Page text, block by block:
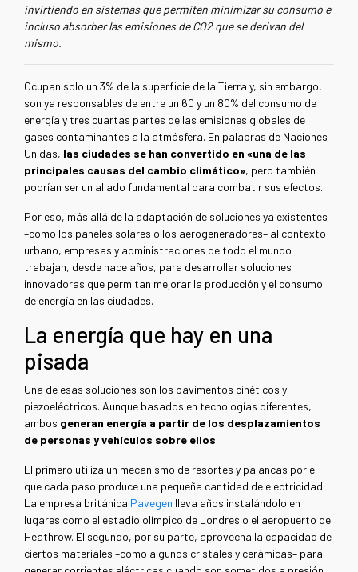
invirtiendo en sistemas que permiten minimizar su consumo e
incluso absorber las emisiones de CO2que se derivan del
mismo.
Ocupan solo un 3% de la superficie de la Tierra y, sin embargo,
son ya responsables de entre un 60 y un 80% del consumo de
energía y tres cuartas partes de las emisiones globales de
gases contaminantes a la atmósfera. En palabras de Naciones
Unidas, las ciudades se han convertido en «una de las
principales causas del cambio climático», pero también
podrían ser un aliado fundamental para combatir sus efectos.
Por eso, más allá de la adaptación de soluciones ya existentes
–como los paneles solares o los aerogeneradores– al contexto
urbano, empresas y administraciones de todo el mundo
trabajan, desde hace años, para desarrollar soluciones
innovadoras que permitan mejorar la producción y el consumo
de energía en las ciudades.
La energía que hay en una
pisada
Una de esas soluciones son los pavimentos cinéticos y
piezoeléctricos. Aunque basados en tecnologías diferentes,
ambos generan energía a partir de los desplazamientos
de personas y vehículos sobre ellos.
El primero utiliza un mecanismo de resortes y palancas por el
que cada paso produce una pequeña cantidad de electricidad.
La empresa británica Pavegen lleva años instalándolo en
lugares como el estadio olímpico de Londres o el aeropuerto de
Heathrow. El segundo, por su parte, aprovecha la capacidad de
ciertos materiales –como algunos cristales y cerámicas– para